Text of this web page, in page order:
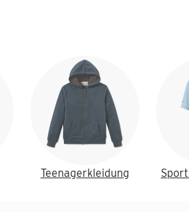
Teenagerkleidung